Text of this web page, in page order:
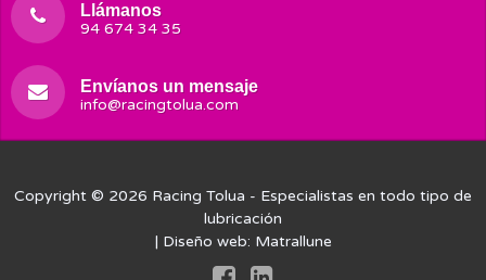
Llámanos
94 674 34 35
Envíanos un mensaje
info@racingtolua.com
Copyright © 2026 Racing Tolua - Especialistas en todo tipo de
lubricación
| Diseño web: Matrallune